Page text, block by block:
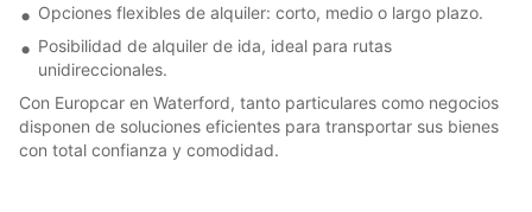
Opciones flexibles de alquiler: corto, medio o largo plazo.
Posibilidad de alquiler de ida, ideal para rutas
unidireccionales.
Con Europcar en Waterford, tanto particulares como negocios
disponen de soluciones eficientes para transportar sus bienes
con total confianza y comodidad.